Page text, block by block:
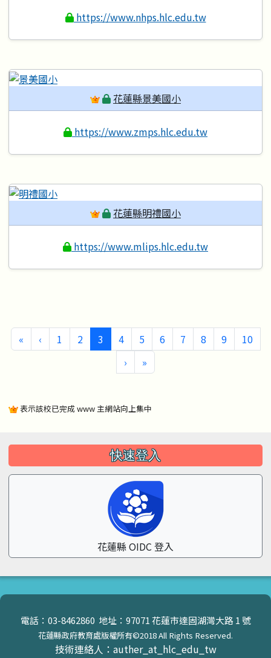
https://www.nhps.hlc.edu.tw
花蓮縣景美國小
https://www.zmps.hlc.edu.tw
花蓮縣明禮國小
https://www.mlips.hlc.edu.tw
«第一頁
‹上一頁
1 2 3(目前頁次)
4 5 6 7 8 9
10
›下一頁
»最後頁
表示該校已完成 www 主網站向上集中
左邊區域內容 快速登入
花蓮縣 OIDC 登入
頁尾區域內容
電話：03-8462860 地址：97071 花蓮市達固湖灣大路 1 號
花蓮縣政府教育處版權所有©2018 All Rights Reserved.
技術連絡人：auther_at_hlc_edu_tw